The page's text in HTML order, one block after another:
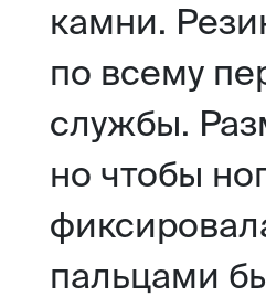
камни.
по всему
службы.
но чтобы
пальцами